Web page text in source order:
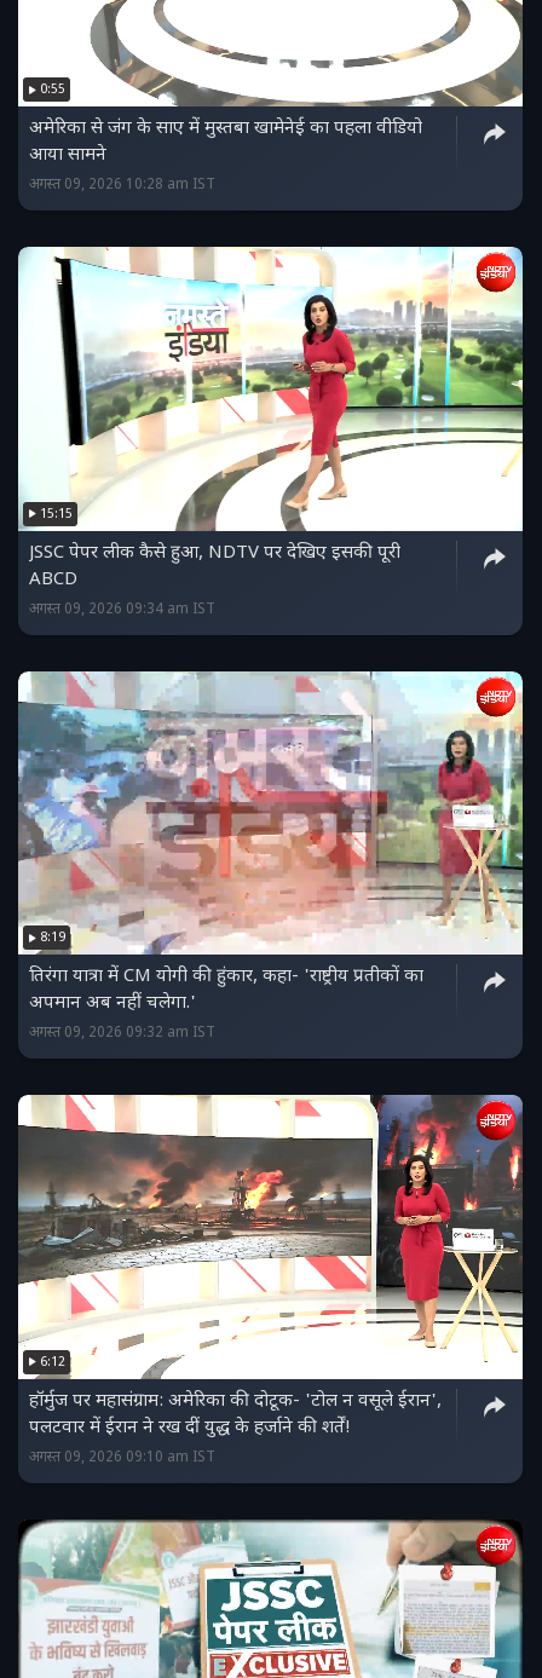
0:55
अमेरिका से जंग के साए में मुस्तबा खामेनेई का पहला वीडियो
आया सामने
अगस्त 09, 2026 10:28 am IST
15:15
JSSC पेपर लीक कैसे हुआ, NDTV पर देखिए इसकी पूरी
ABCD
अगस्त 09, 2026 09:34 am IST
8:19
तिरंगा यात्रा में CM योगी की हुंकार, कहा- 'राष्ट्रीय प्रतीकों का
अपमान अब नहीं चलेगा.'
अगस्त 09, 2026 09:32 am IST
6:12
हॉर्मुज पर महासंग्राम: अमेरिका की दोटूक- 'टोल न वसूले ईरान',
पलटवार में ईरान ने रख दीं युद्ध के हर्जाने की शर्तें!
अगस्त 09, 2026 09:10 am IST